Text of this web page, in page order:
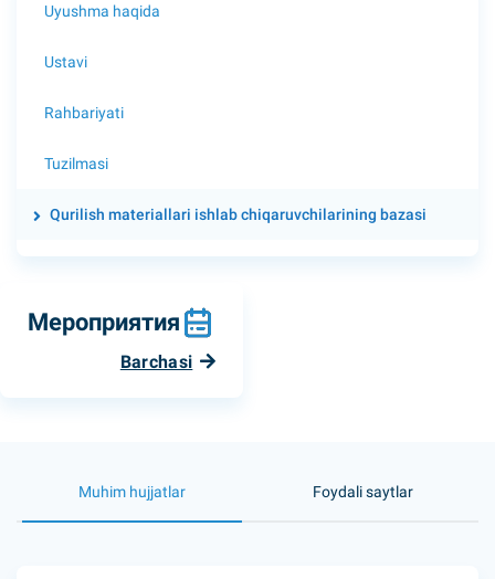
Uyushma haqida
Ustavi
Rahbariyati
Tuzilmasi
Qurilish materiallari ishlab chiqaruvchilarining bazasi
Мероприятия
Barchasi
Muhim hujjatlar Foydali saytlar